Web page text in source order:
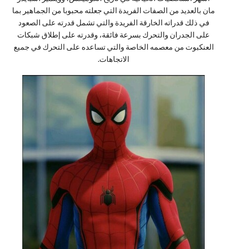
مان بالعديد من الصفات الفريدة التي جعلته محبوبا من الجماهير بما
في ذلك قدراته الخارقة الفريدة والتي تشمل قدرته على الصعود
على الجدران والتحرك بسرعة فائقة، وقدرته على إطلاق شبكات
العنكبوت من معصمه الخاصة والتي تساعده على التحرك في جميع
الاتجاهات.